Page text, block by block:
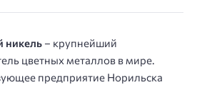
никель – крупнейший
цветных металлов в мире.
предприятие Норильска